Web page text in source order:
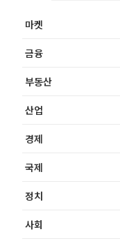
마켓
금융
부동산
산업
경제
국제
정치
사회